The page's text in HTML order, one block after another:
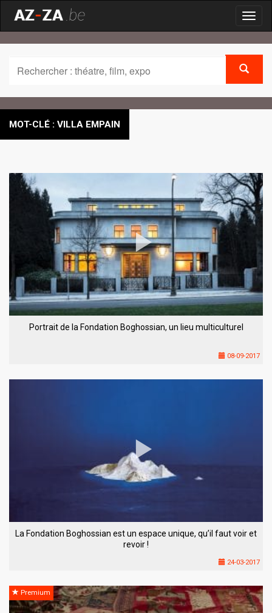
MOT-CLÉ : VILLA EMPAIN
Portrait de la Fondation Boghossian, un lieu multiculturel
08-09-2017
La Fondation Boghossian est un espace unique, qu’il faut voir et
revoir !
24-03-2017
Premium